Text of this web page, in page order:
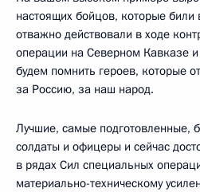
настоящих бойцов, которые били
отважно действовали в ходе
операции на Северном Кавказе
будем помнить героев, которые
за Россию, за наш народ.
Лучшие, самые подготовленные,
солдаты и офицеры и сейчас
в рядах Сил специальных
материально-техническому